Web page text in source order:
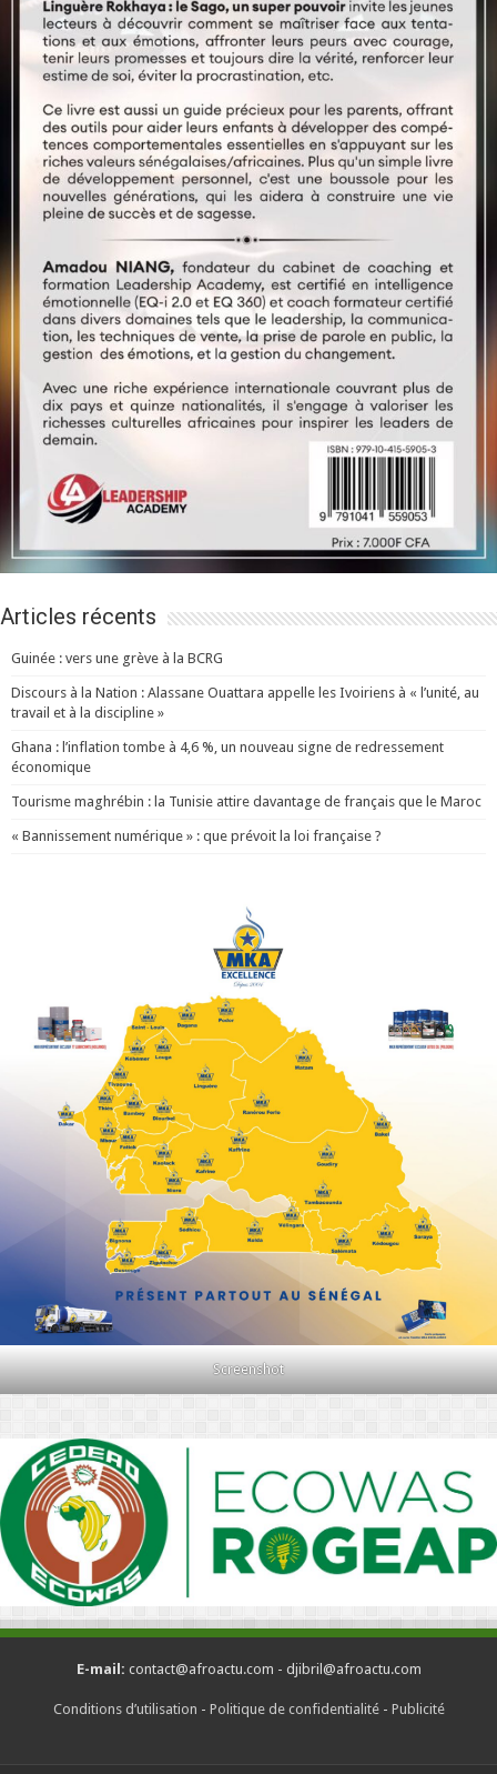
Articles récents
Guinée : vers une grève à la BCRG
Discours à la Nation : Alassane Ouattara appelle les Ivoiriens à « l’unité, au
travail et à la discipline »
Ghana : l’inflation tombe à 4,6 %, un nouveau signe de redressement
économique
Tourisme maghrébin : la Tunisie attire davantage de français que le Maroc
« Bannissement numérique » : que prévoit la loi française ?
Screenshot
E-mail: contact@afroactu.com - djibril@afroactu.com
Conditions d’utilisation - Politique de confidentialité- Publicité